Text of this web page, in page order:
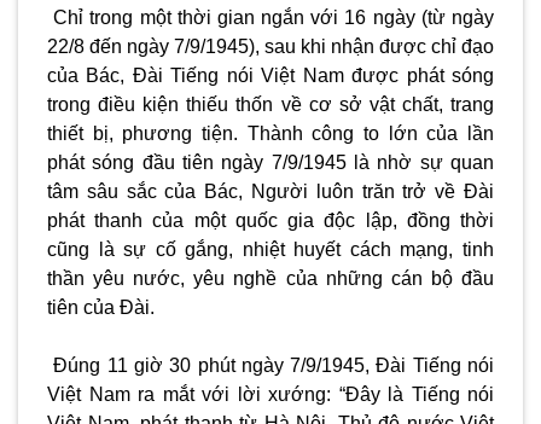
Chỉ trong một thời gian ngắn với 16 ngày (từ ngày
22/8 đến ngày 7/9/1945), sau khi nhận được chỉ đạo
của Bác, Đài Tiếng nói Việt Nam được phát sóng
trong điều kiện thiếu thốn về cơ sở vật chất, trang
thiết bị, phương tiện. Thành công to lớn của lần
phát sóng đầu tiên ngày 7/9/1945 là nhờ sự quan
tâm sâu sắc của Bác, Người luôn trăn trở về Đài
phát thanh của một quốc gia độc lập, đồng thời
cũng là sự cố gắng, nhiệt huyết cách mạng, tinh
thần yêu nước, yêu nghề của những cán bộ đầu
tiên của Đài.
Đúng 11 giờ 30 phút ngày 7/9/1945, Đài Tiếng nói
Việt Nam ra mắt với lời xướng: “Đây là Tiếng nói